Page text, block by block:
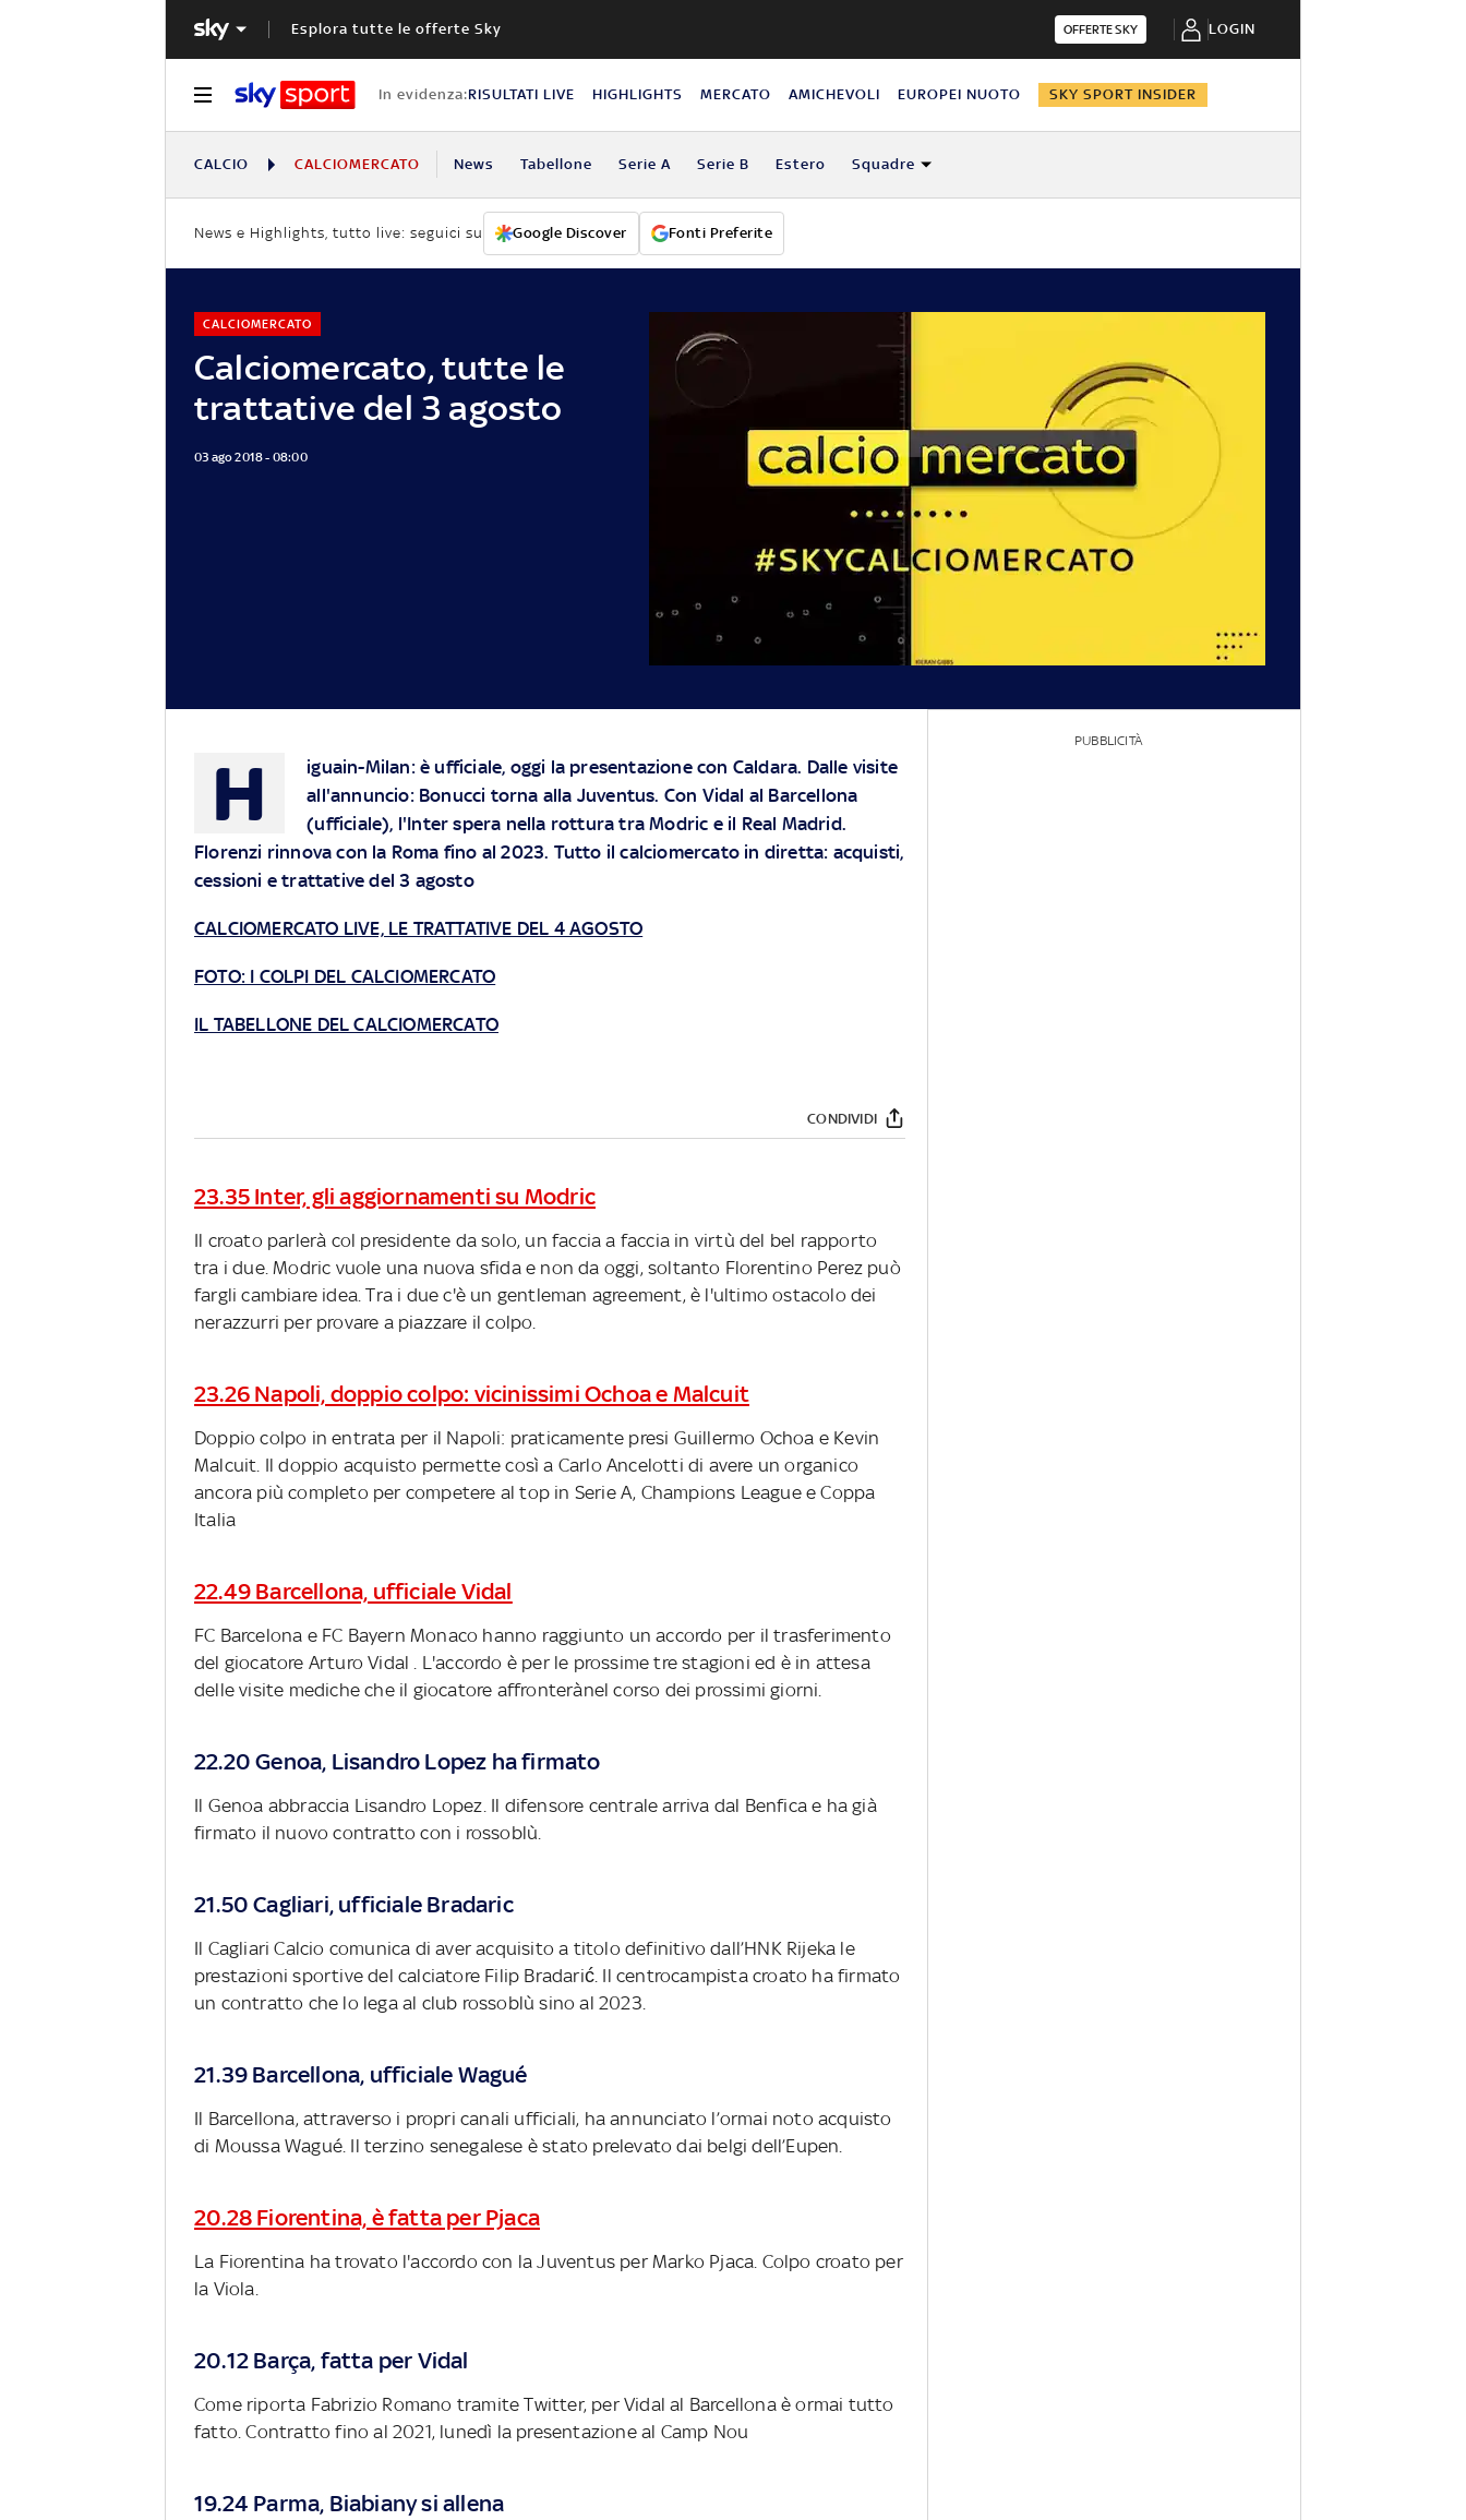
Esplora tutte le offerte Sky OFFERTE SKY LOGIN
In evidenza:RISULTATI LIVE HIGHLIGHTS MERCATO AMICHEVOLI EUROPEI NUOTO SKY SPORT INSIDER
CALCIO CALCIOMERCATO News Tabellone Serie A Serie B Estero Squadre
News e Highlights, tutto live: seguici su Google Discover Fonti Preferite
Calciomercato, tutte le
trattative del 3 agosto
CALCIOMERCATO
03 ago 2018 - 08:00
H
iguain-Milan: è ufficiale, oggi la presentazione con Caldara. Dalle visite
all'annuncio: Bonucci torna alla Juventus. Con Vidal al Barcellona
(ufficiale), l'Inter spera nella rottura tra Modric e il Real Madrid.
Florenzi rinnova con la Roma fino al 2023. Tutto il calciomercato in diretta: acquisti,
cessioni e trattative del 3 agosto
CALCIOMERCATO LIVE, LE TRATTATIVE DEL 4 AGOSTO
FOTO: I COLPI DEL CALCIOMERCATO
IL TABELLONE DEL CALCIOMERCATO
CONDIVIDI
23.35 Inter, gli aggiornamenti su Modric
Il croato parlerà col presidente da solo, un faccia a faccia in virtù del bel rapporto
tra i due. Modric vuole una nuova sfida e non da oggi, soltanto Florentino Perez può
fargli cambiare idea. Tra i due c'è un gentleman agreement, è l'ultimo ostacolo dei
nerazzurri per provare a piazzare il colpo.
23.26 Napoli, doppio colpo: vicinissimi Ochoa e Malcuit
Doppio colpo in entrata per il Napoli: praticamente presi Guillermo Ochoa e Kevin
Malcuit. Il doppio acquisto permette così a Carlo Ancelotti di avere un organico
ancora più completo per competere al top in Serie A, Champions League e Coppa
Italia
22.49 Barcellona, ufficiale Vidal
FC Barcelona e FC Bayern Monaco hanno raggiunto un accordo per il trasferimento
del giocatore Arturo Vidal . L'accordo è per le prossime tre stagioni ed è in attesa
delle visite mediche che il giocatore affronterànel corso dei prossimi giorni.
22.20 Genoa, Lisandro Lopez ha firmato
Il Genoa abbraccia Lisandro Lopez. Il difensore centrale arriva dal Benfica e ha già
firmato il nuovo contratto con i rossoblù.
21.50 Cagliari, ufficiale Bradaric
Il Cagliari Calcio comunica di aver acquisito a titolo definitivo dall’HNK Rijeka le
prestazioni sportive del calciatore Filip Bradarić. Il centrocampista croato ha firmato
un contratto che lo lega al club rossoblù sino al 2023.
21.39 Barcellona, ufficiale Wagué
Il Barcellona, attraverso i propri canali ufficiali, ha annunciato l’ormai noto acquisto
di Moussa Wagué. Il terzino senegalese è stato prelevato dai belgi dell’Eupen.
20.28 Fiorentina, è fatta per Pjaca
La Fiorentina ha trovato l'accordo con la Juventus per Marko Pjaca. Colpo croato per
la Viola.
20.12 Barça, fatta per Vidal
Come riporta Fabrizio Romano tramite Twitter, per Vidal al Barcellona è ormai tutto
fatto. Contratto fino al 2021, lunedì la presentazione al Camp Nou
19.24 Parma, Biabiany si allena
PUBBLICITÀ